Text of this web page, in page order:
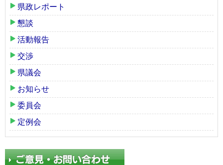
県政レポート
懇談
活動報告
交渉
県議会
お知らせ
委員会
定例会